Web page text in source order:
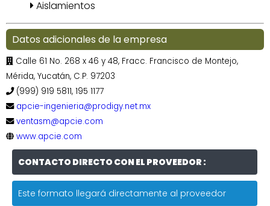
Aislamientos
Datos adicionales de la empresa
Calle 61 No. 268 x 46 y 48, Fracc. Francisco de Montejo,
Mérida, Yucatán, C.P. 97203
(999) 919 5811, 195 1177
apcie-ingenieria@prodigy.net.mx
ventasm@apcie.com
www.apcie.com
CONTACTO DIRECTO CON EL PROVEEDOR :
Este formato llegará directamente al proveedor